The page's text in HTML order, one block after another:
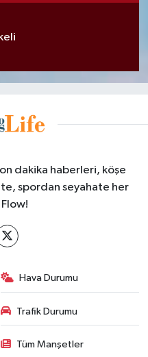
dakika haberleri, köşe
spordan seyahate her
Hava Durumu
Trafik Durumu
Tüm Manşetler